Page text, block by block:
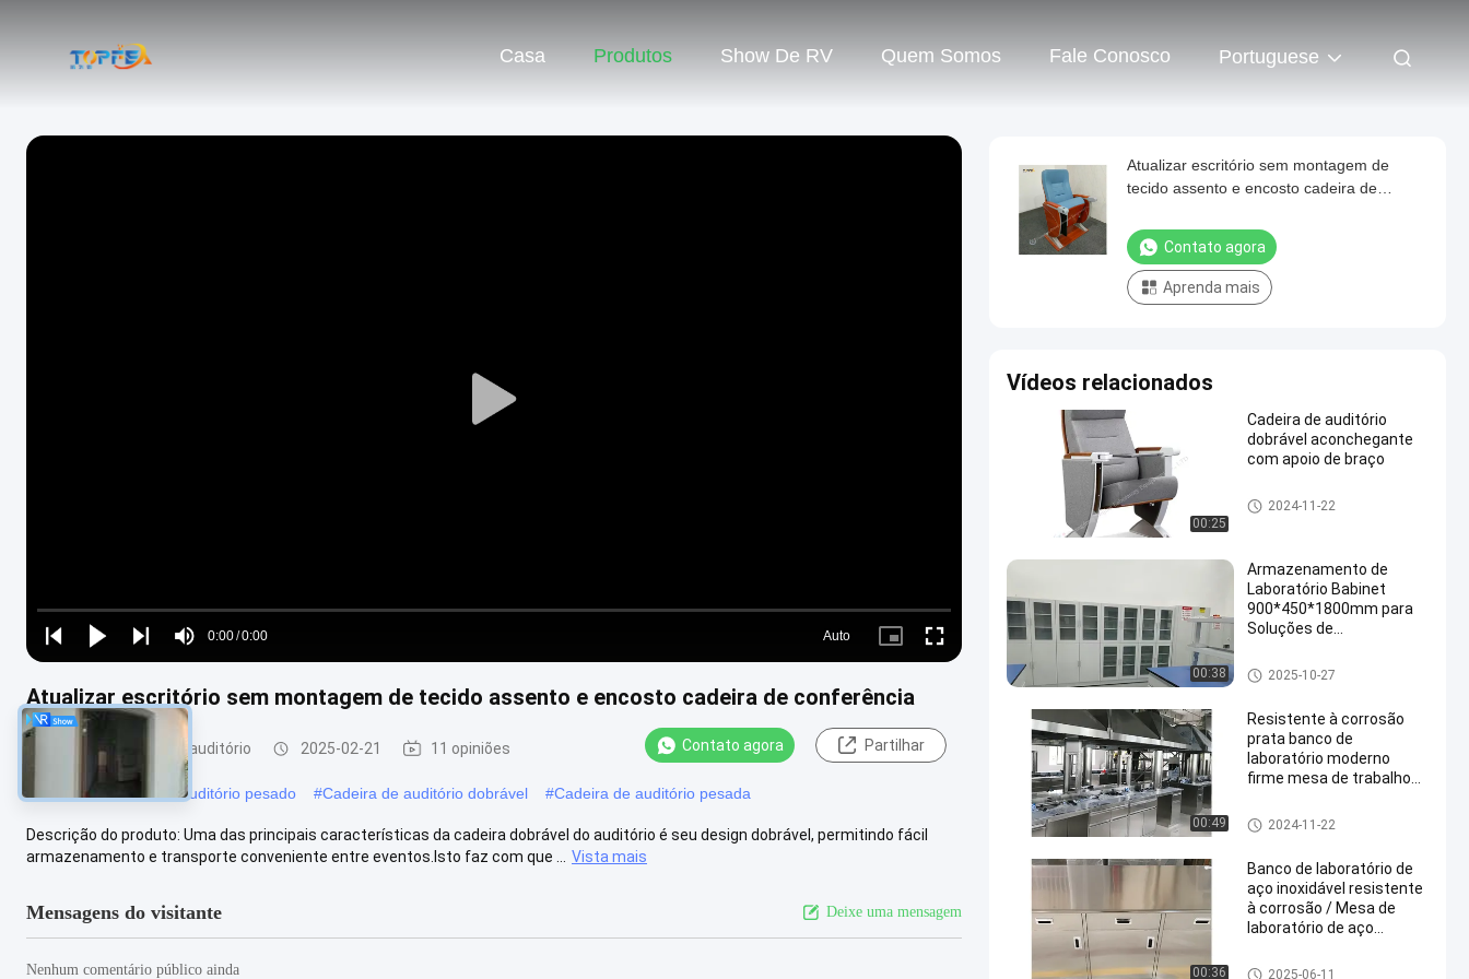
Casa Produtos Show De RV Quem Somos Fale Conosco Portuguese
Play
Play
Play
Play
Mute
Time
0:00/0:00
Loaded:
0%
Auto
Picture- Fullscreen
Atualizar escritório sem montagem de tecido assento e encosto cadeira de conferência
Cadeira dobrável do auditório 2025-02-21 11 opiniões Contato agora Partilhar
Cadeira dobrável de auditório pesado #Cadeira de auditório dobrável #Cadeira de auditório pesada
Descrição do produto: Uma das principais características da cadeira dobrável do auditório é seu design dobrável, permitindo fácil
armazenamento e transporte conveniente entre eventos.Isto faz com que ...
Vista mais
Mensagens do visitante Deixe uma mensagem
Nenhum comentário público ainda
Atualizar escritório sem montagem de
tecido assento e encosto cadeira de
Contato agora
Aprenda mais
Vídeos relacionados
00:25
Cadeira de auditório
dobrável aconchegante
com apoio de braço
Cadeira dobrável do auditório
2024-11-22
00:38
Armazenamento de
Laboratório Babinet
900*450*1800mm para
Soluções de
Organização
Acid Storage Cabinet
2025-10-27
00:49
Resistente à corrosão
prata banco de
laboratório moderno
firme mesa de trabalho
Stainless Steel Lab Bench
2024-11-22
00:36
Banco de laboratório de
aço inoxidável resistente
à corrosão / Mesa de
laboratório de aço
Stainless Steel Lab Bench
2025-06-11